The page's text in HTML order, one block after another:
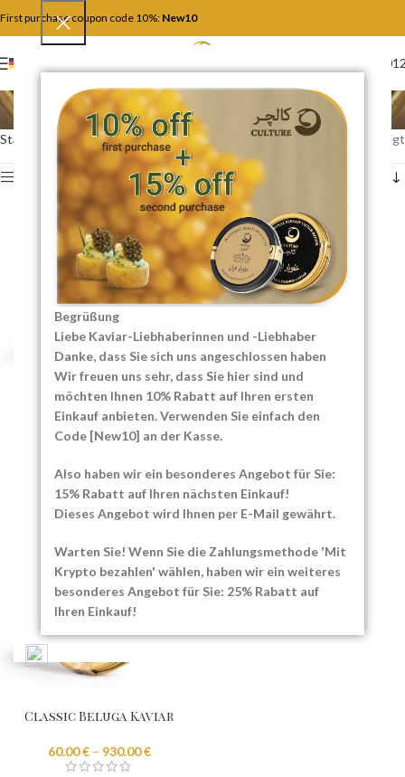
Begrüßung
Liebe Kaviar-Liebhaberinnen und -Liebhaber
Danke, dass Sie sich uns angeschlossen haben
Wir freuen uns sehr, dass Sie hier sind und
möchten Ihnen 10% Rabatt auf Ihren ersten
Einkauf anbieten. Verwenden Sie einfach den
Code [New10] an der Kasse.
Also haben wir ein besonderes Angebot für Sie:
15% Rabatt auf Ihren nächsten Einkauf!
Dieses Angebot wird Ihnen per E-Mail gewährt.
Warten Sie! Wenn Sie die Zahlungsmethode 'Mit
Krypto bezahlen' wählen, haben wir ein weiteres
besonderes Angebot für Sie: 25% Rabatt auf
Ihren Einkauf!
First purchase coupon code 10%: New10
Beluga-Kaviar
Startseite Beluga-Kaviar Alle 3 Ergebnisse werden angezeigt
Show sidebar
Beluga Imperial Kaviar
-20%
Beluga Imperial
88.00 € – 1,320.00
Classic Beluga Kaviar
60.00€ – 930.00€